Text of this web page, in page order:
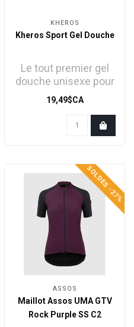
KHEROS
Kheros Sport Gel Douche
Le tout premier gel
douche unisexe pour
sportifs, créé avec
une attention part..
19,49$CA
SOLDES -27%
ASSOS
Maillot Assos UMA GTV
Rock Purple SS C2